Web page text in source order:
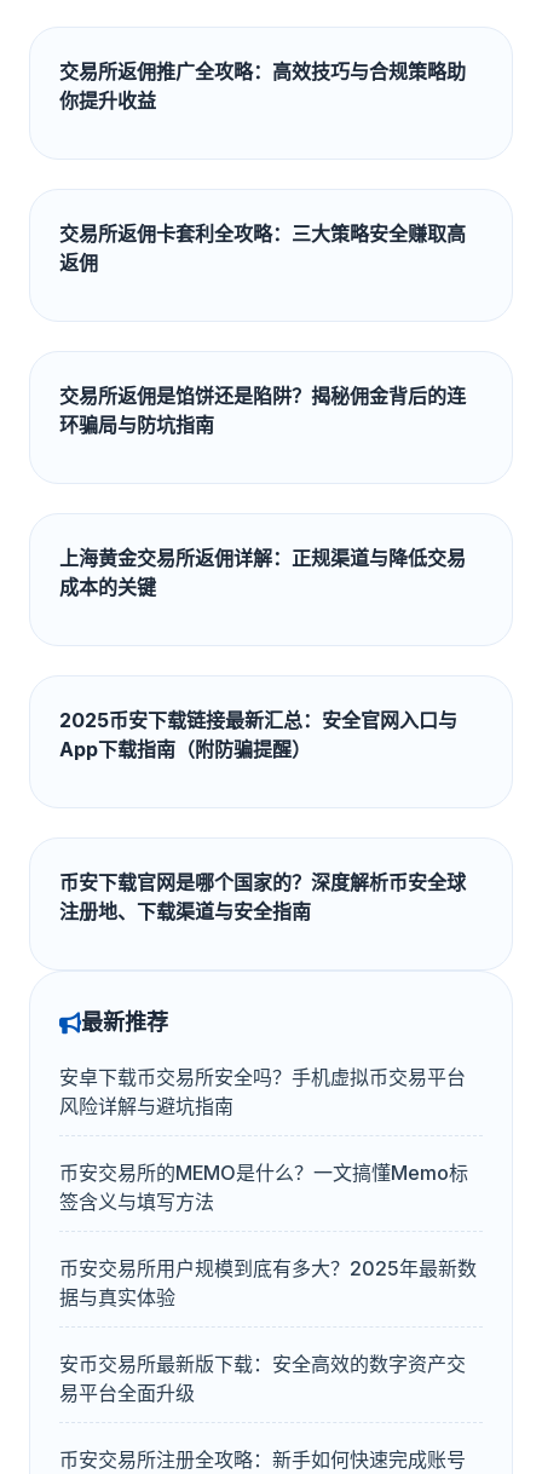
交易所返佣推广全攻略：高效技巧与合规策略助
你提升收益
交易所返佣卡套利全攻略：三大策略安全赚取高
返佣
交易所返佣是馅饼还是陷阱？揭秘佣金背后的连
环骗局与防坑指南
上海黄金交易所返佣详解：正规渠道与降低交易
成本的关键
2025币安下载链接最新汇总：安全官网入口与
App下载指南（附防骗提醒）
币安下载官网是哪个国家的？深度解析币安全球
注册地、下载渠道与安全指南
最新推荐
安卓下载币交易所安全吗？手机虚拟币交易平台
风险详解与避坑指南
币安交易所的MEMO是什么？一文搞懂Memo标
签含义与填写方法
币安交易所用户规模到底有多大？2025年最新数
据与真实体验
安币交易所最新版下载：安全高效的数字资产交
易平台全面升级
币安交易所注册全攻略：新手如何快速完成账号